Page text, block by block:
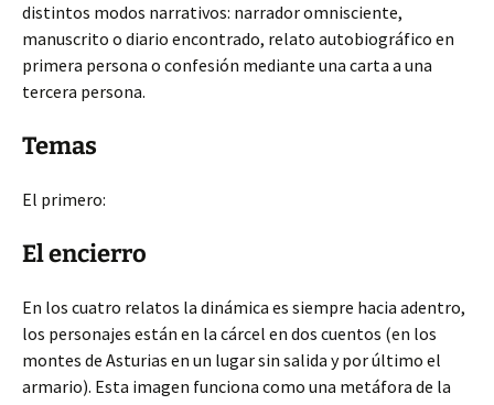
distintos modos narrativos: narrador omnisciente,
manuscrito o diario encontrado, relato autobiográfico en
primera persona o confesión mediante una carta a una
tercera persona.
Temas
El primero:
El encierro
En los cuatro relatos la dinámica es siempre hacia adentro,
los personajes están en la cárcel en dos cuentos (en los
montes de Asturias en un lugar sin salida y por último el
armario). Esta imagen funciona como una metáfora de la